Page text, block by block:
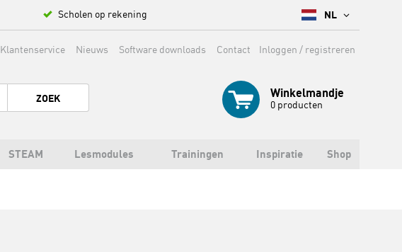
Scholen op rekening NL
Inloggen / registreren
Klantenservice Nieuws Software downloads Contact
Winkelmandje
0 producten
ZOEK
STEAM Lesmodules Trainingen Inspiratie Shop